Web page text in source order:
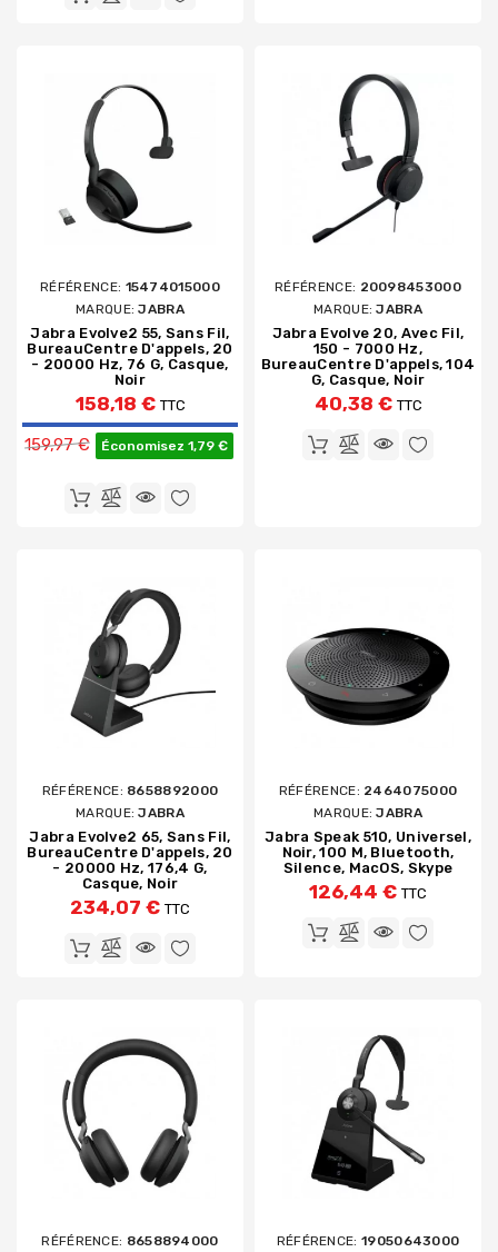
RÉFÉRENCE: 15474015000
MARQUE:JABRA
Jabra Evolve2 55, Sans Fil,
BureauCentre D'appels, 20
- 20000 Hz, 76 G, Casque,
Noir
158,18 € TTC
Prix de base
159,97 € Économisez 1,79 €
RÉFÉRENCE: 20098453000
MARQUE:JABRA
Jabra Evolve 20, Avec Fil,
150 - 7000 Hz,
BureauCentre D'appels, 104
G, Casque, Noir
40,38 € TTC
RÉFÉRENCE: 8658892000
MARQUE:JABRA
Jabra Evolve2 65, Sans Fil,
BureauCentre D'appels, 20
- 20000 Hz, 176,4 G,
Casque, Noir
234,07 € TTC
RÉFÉRENCE: 2464075000
MARQUE:JABRA
Jabra Speak 510, Universel,
Noir, 100 M, Bluetooth,
Silence, MacOS, Skype
126,44 € TTC
RÉFÉRENCE: 8658894000
RÉFÉRENCE: 19050643000